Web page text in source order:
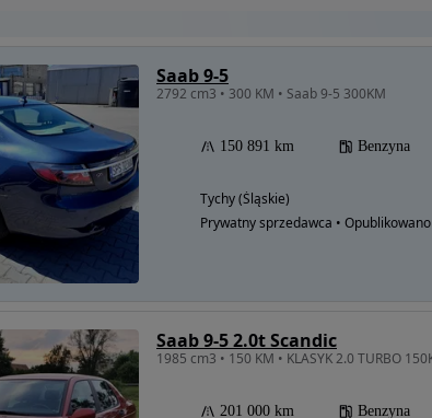
Saab 9-5
2792 cm3 • 300 KM • Saab 9-5 300KM
150 891 km Benzyna
Tychy (Śląskie)
Prywatny sprzedawca • Opublikowano
Saab 9-5 2.0t Scandic
201 000 km Benzyna